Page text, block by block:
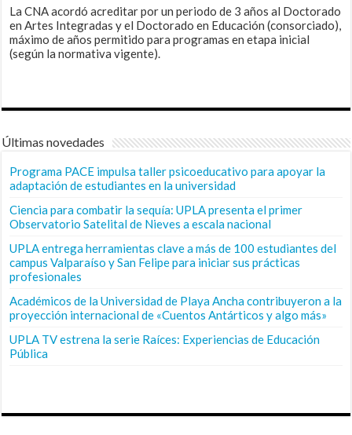
La CNA acordó acreditar por un periodo de 3 años al Doctorado
en Artes Integradas y el Doctorado en Educación (consorciado),
máximo de años permitido para programas en etapa inicial
(según la normativa vigente).
Últimas novedades
Programa PACE impulsa taller psicoeducativo para apoyar la
adaptación de estudiantes en la universidad
Ciencia para combatir la sequía: UPLA presenta el primer
Observatorio Satelital de Nieves a escala nacional
UPLA entrega herramientas clave a más de 100 estudiantes del
campus Valparaíso y San Felipe para iniciar sus prácticas
profesionales
Académicos de la Universidad de Playa Ancha contribuyeron a la
proyección internacional de «Cuentos Antárticos y algo más»
UPLA TV estrena la serie Raíces: Experiencias de Educación
Pública